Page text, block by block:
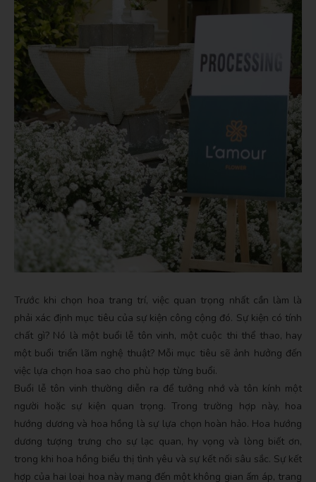
Trước khi chọn hoa trang trí, việc quan trọng nhất cần làm là
phải xác định mục tiêu của sự kiện công cộng đó. Sự kiện có tính
chất gì? Nó là một buổi lễ tôn vinh, một cuộc thi thể thao, hay
một buổi triển lãm nghệ thuật? Mỗi mục tiêu sẽ ảnh hưởng đến
việc lựa chọn hoa sao cho phù hợp từng buổi.
Buổi lễ tôn vinh thường diễn ra để tưởng nhớ và tôn kính một
người hoặc sự kiện quan trọng. Trong trường hợp này, hoa
hướng dương và hoa hồng là sự lựa chọn hoàn hảo. Hoa hướng
dương tượng trưng cho sự lạc quan, hy vọng và lòng biết ơn,
trong khi hoa hồng biểu thị tình yêu và sự kết nối sâu sắc. Sự kết
hợp của hai loại hoa này mang đến một không gian ấm áp, trang